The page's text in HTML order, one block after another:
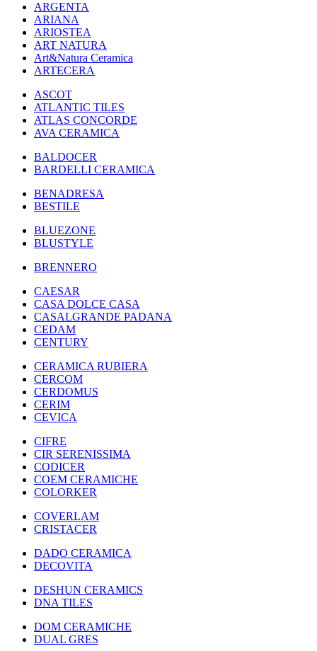
ARGENTA
ARIANA
ARIOSTEA
ART NATURA
Art&Natura Ceramica
ARTECERA
ASCOT
ATLANTIC TILES
ATLAS CONCORDE
AVA CERAMICA
BALDOCER
BARDELLI CERAMICA
BENADRESA
BESTILE
BLUEZONE
BLUSTYLE
BRENNERO
CAESAR
CASA DOLCE CASA
CASALGRANDE PADANA
CEDAM
CENTURY
CERAMICA RUBIERA
CERCOM
CERDOMUS
CERIM
CEVICA
CIFRE
CIR SERENISSIMA
CODICER
COEM CERAMICHE
COLORKER
COVERLAM
CRISTACER
DADO CERAMICA
DECOVITA
DESHUN CERAMICS
DNA TILES
DOM CERAMICHE
DUAL GRES